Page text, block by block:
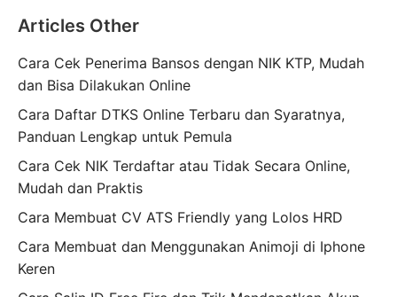
Articles Other
Cara Cek Penerima Bansos dengan NIK KTP, Mudah
dan Bisa Dilakukan Online
Cara Daftar DTKS Online Terbaru dan Syaratnya,
Panduan Lengkap untuk Pemula
Cara Cek NIK Terdaftar atau Tidak Secara Online,
Mudah dan Praktis
Cara Membuat CV ATS Friendly yang Lolos HRD
Cara Membuat dan Menggunakan Animoji di Iphone
Keren